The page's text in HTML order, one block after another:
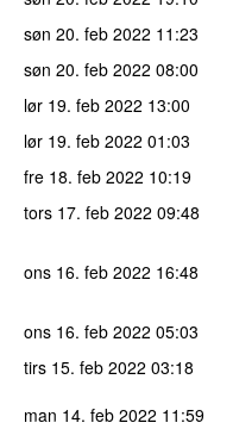
søn 20. feb 2022 11:23
søn 20. feb 2022 08:00
lør 19. feb 2022 13:00
lør 19. feb 2022 01:03
fre 18. feb 2022 10:19
tors 17. feb 2022 09:48
ons 16. feb 2022 16:48
ons 16. feb 2022 05:03
tirs 15. feb 2022 03:18
man 14. feb 2022 11:59